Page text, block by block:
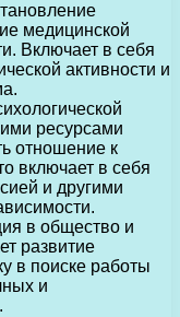
медицинской
Включает в себя
активности и
ресурсами
отношение к
включает в себя
и другими
в общество и
развитие
в поиске работы
и